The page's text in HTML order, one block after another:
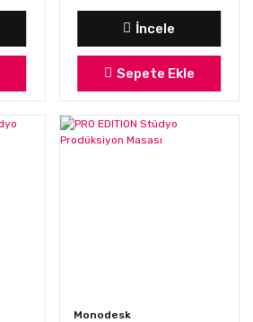
İncele
Sepete Ekle
Monodesk